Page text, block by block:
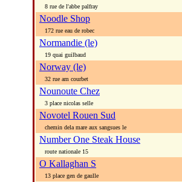
8 rue de l'abbe palfray
Noodle Shop
172 rue eau de robec
Normandie (le)
19 quai guilbaud
Norway (le)
32 rue am courbet
Nounoute Chez
3 place nicolas selle
Novotel Rouen Sud
chemin dela mare aux sangsues le
Number One Steak House
route nationale 15
O Kallaghan S
13 place gen de gaulle